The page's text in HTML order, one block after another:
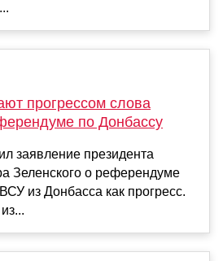
прогрессом слова
по Донбассу
заявление президента
Зеленского о референдуме
из Донбасса как прогресс.